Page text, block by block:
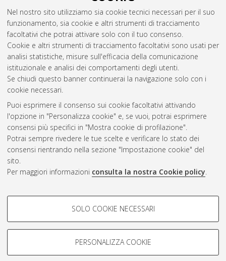
Nel nostro sito utilizziamo sia cookie tecnici necessari per il suo
funzionamento, sia cookie e altri strumenti di tracciamento
facoltativi che potrai attivare solo con il tuo consenso.
Cookie e altri strumenti di tracciamento facoltativi sono usati per
analisi statistiche, misure sull'efficacia della comunicazione
istituzionale e analisi dei comportamenti degli utenti.
Se chiudi questo banner continuerai la navigazione solo con i
cookie necessari.
Puoi esprimere il consenso sui cookie facoltativi attivando
l'opzione in "Personalizza cookie" e, se vuoi, potrai esprimere
consensi più specifici in "Mostra cookie di profilazione".
Potrai sempre rivedere le tue scelte e verificare lo stato dei
consensi rientrando nella sezione "Impostazione cookie" del
sito.
Per maggiori informazioni consulta la nostra Cookie policy.
COOKIE DI PROFILAZIONE -
Si tratta di cookie utilizzati per analizzare le caratteristiche della
navigazione degli utenti, creare profili in base al loro comportamento
SOLO COOKIE NECESSARI
PERSONALIZZA COOKIE
Studiorum Università di Bologna. Dottorato di ricerca in
Filologia romanza e cultura medioevale, 20 Ciclo. DOI
10.6092/unibo/amsdottorato/830.
Questa lista e' stata generata ilSun Aug 9 20:37:25 2026
Atom
Rss 1.0
Rss 2.0
ISSN: 2038-7946
Impostazioni Cookie
Informativa sulla privacy
Condizioni d’uso del sito